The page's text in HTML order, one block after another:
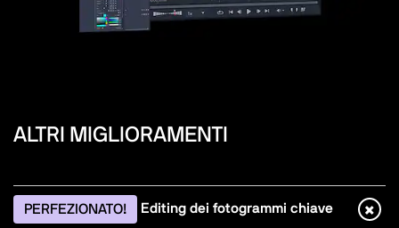
ALTRI MIGLIORAMENTI
PERFEZIONATO! Editing dei fotogrammi chiave